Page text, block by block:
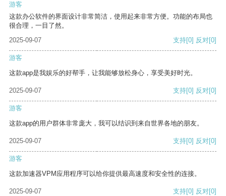
游客
这款办公软件的界面设计非常简洁，使用起来非常方便。功能的布局也
很合理，一目了然。
2025-09-07
支持[0] 反对[0]
游客
这款app是我娱乐的好帮手，让我能够放松身心，享受美好时光。
2025-09-07 支持[0] 反对[0]
游客
这款app的用户群体非常庞大，我可以结识到来自世界各地的朋友。
2025-09-07 支持[0] 反对[0]
游客
这款加速器VPM应用程序可以给你提供最高速度和安全性的连接。
2025-09-07 支持[0] 反对[0]